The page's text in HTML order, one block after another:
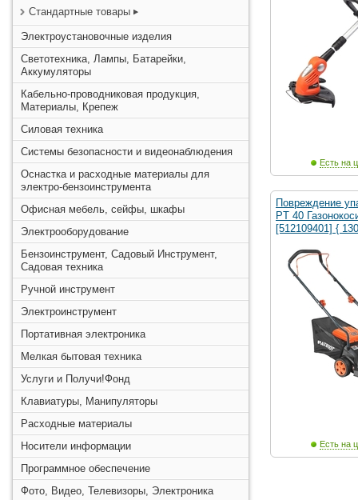
Стандартные товары
Электроустановочные изделия
Светотехника, Лампы, Батарейки,
Аккумуляторы
Кабельно-проводниковая продукция,
Материалы, Крепеж
Силовая техника
Системы безопасности и видеонаблюдения
Оснастка и расходные материалы для
электро-бензоинструмента
Офисная мебель, сейфы, шкафы
Электрооборудование
Бензоинструмент, Садовый Инструмент,
Садовая техника
Ручной инструмент
Электроинструмент
Портативная электроника
Мелкая бытовая техника
Услуги и Получи!Фонд
Клавиатуры, Манипуляторы
Расходные материалы
Носители информации
Программное обеспечение
Фото, Видео, Телевизоры, Электроника
Есть на
Повреждение
PT 40
[512109401] {
Есть на